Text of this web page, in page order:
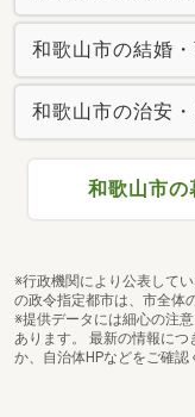
和歌山市の結婚
和歌山市の治安
和歌山市の
※行政機関により公表して
の政令指定都市は、市全体
※提供データには細心の注
あります。 最新の情報につ
か、自治体HPなどをご確認